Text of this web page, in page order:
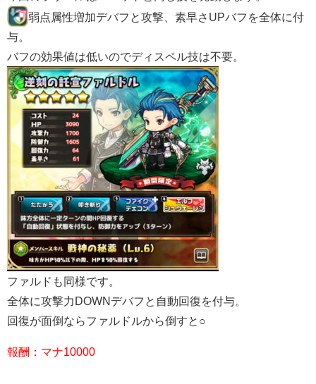
弱点属性増加デバフと攻撃、素早さUPバフを全体に付
与。
バフの効果値は低いのでディスペル技は不要。
ファルドも同様です。
全体に攻撃力DOWNデバフと自動回復を付与。
回復が面倒ならファルドルから倒すと○
報酬：マナ10000